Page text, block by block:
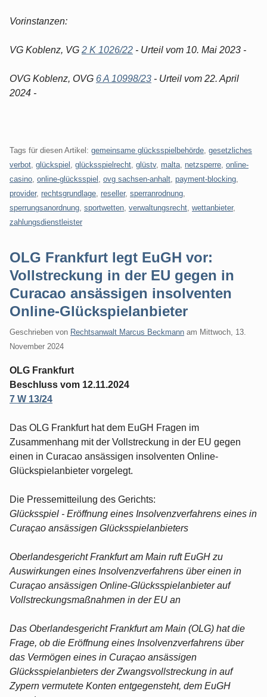
Vorinstanzen:
VG Koblenz, VG 2 K 1026/22 - Urteil vom 10. Mai 2023 -
OVG Koblenz, OVG 6 A 10998/23 - Urteil vom 22. April
2024 -
Tags für diesen Artikel: gemeinsame glücksspielbehörde gesetzliches
verbot glückspiel glücksspielrecht glüstv, malta netzsperre online-
casino online-glücksspiel ovg sachsen-anhalt payment-blocking
provider, rechtsgrundlage reseller, sperranrodnung
sperrungsanordnung sportwetten verwaltungsrecht wettanbieter,
zahlungsdienstleister
OLG Frankfurt legt EuGH vor:
Vollstreckung in der EU gegen in
Curacao ansässigen insolventen
Online-Glückspielanbieter
Geschrieben von Rechtsanwalt Marcus Beckmann am Mittwoch, 13.
November 2024
OLG Frankfurt
Beschluss vom 12.11.2024
7 W 13/24
Das OLG Frankfurt hat dem EuGH Fragen im
Zusammenhang mit der Vollstreckung in der EU gegen
einen in Curacao ansässigen insolventen Online-
Glückspielanbieter vorgelegt.
Die Pressemitteilung des Gerichts:
Glücksspiel - Eröffnung eines Insolvenzverfahrens eines in
Curaçao ansässigen Glücksspielanbieters
Oberlandesgericht Frankfurt am Main ruft EuGH zu
Auswirkungen eines Insolvenzverfahrens über einen in
Curaçao ansässigen Online-Glücksspielanbieter auf
Vollstreckungsmaßnahmen in der EU an
Das Oberlandesgericht Frankfurt am Main (OLG) hat die
Frage, ob die Eröffnung eines Insolvenzverfahrens über
das Vermögen eines in Curaçao ansässigen
Glücksspielanbieters der Zwangsvollstreckung in auf
Zypern vermutete Konten entgegensteht, dem EuGH